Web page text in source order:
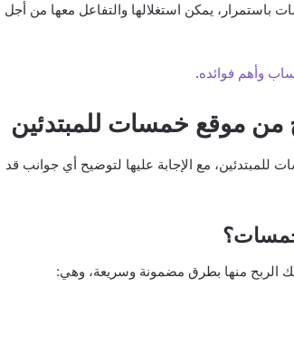
يمكن استغلالها والتفاعل معها من أجل
وأهم فوائده.
من موقع خمسات للمبتدئين
للمبتدئين، مع الإجابة عليها لتوضيح أي جوانب قد
خمسات؟
الربح منها بطرق مضمونة وسريعة، وهي: